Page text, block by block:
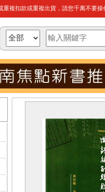
複扣款或重複出貨，請您千萬不要操